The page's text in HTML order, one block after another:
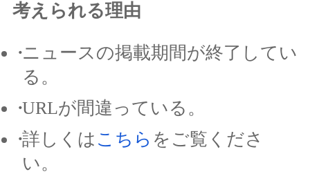
考えられる理由
ニュースの掲載期間が終了してい
る。
URLが間違っている。
詳しくは こちら をご覧くださ
い。